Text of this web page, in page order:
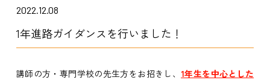
2022.12.08
1年進路ガイダンスを行いました！
講師の方・専門学校の先生方をお招きし、1年生を中心とした